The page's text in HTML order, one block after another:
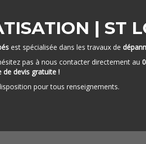
| ST
est spécialisée dans les travaux de
pas à nous contacter directement au
de devis gratuite !
pour tous renseignements.